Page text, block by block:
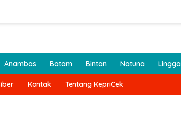
Anambas Batam Bintan Natuna Lingga
Kontak Tentang KepriCek